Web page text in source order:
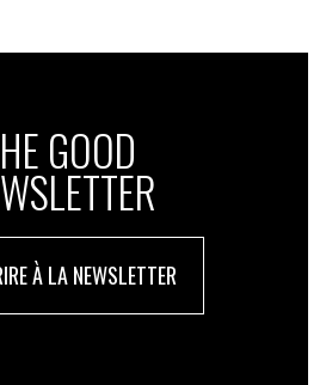
GOOD
À LA NEWSLETTER